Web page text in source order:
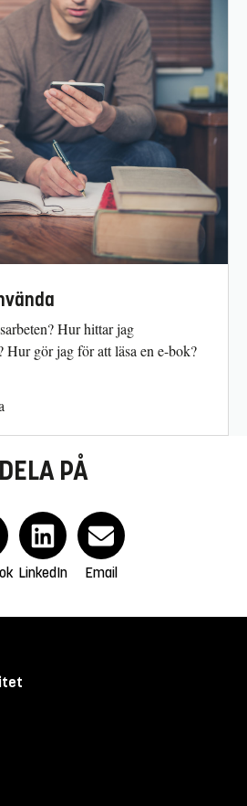
Hur hittar jag
Hur gör jag för att läsa en e-bok?
DELA PÅ
LinkedIn Email